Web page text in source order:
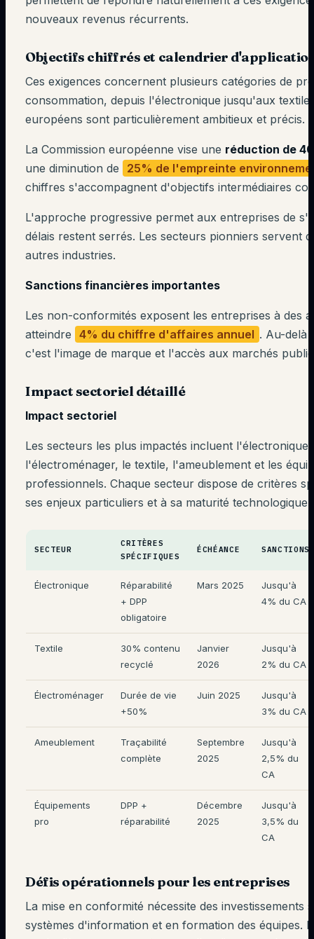
nouveaux revenus récurrents.
Objectifs chiffrés et calendrier
Ces exigences concernent plusieurs catégories de
consommation, depuis l'électronique jusqu'aux
européens sont particulièrement ambitieux et précis.
La Commission européenne vise une réduction de
une diminution de
25% de l'empreinte
chiffres s'accompagnent d'objectifs intermédiaires
L'approche progressive permet aux entreprises de
délais restent serrés. Les secteurs pionniers servent
autres industries.
Sanctions financières importantes
Les non-conformités exposent les entreprises à des
atteindre
4% du chiffre d'affaires annuel . Au-delà
c'est l'image de marque et l'accès aux marchés
Impact sectoriel détaillé
Impact sectoriel
Les secteurs les plus impactés incluent l'électronique
l'électroménager, le textile, l'ameublement et les
professionnels. Chaque secteur dispose de critères
ses enjeux particuliers et à sa maturité technologique.
SECTEUR
CRITÈRES
SPÉCIFIQUES
ÉCHÉANCE SANCTIONS
Électronique
Réparabilité
+ DPP
obligatoire
Mars 2025
Jusqu'à
4% du CA
Textile
30% contenu
recyclé
Janvier
2026
Jusqu'à
2% du CA
Électroménager
Durée de vie
+50%
Juin 2025
Jusqu'à
3% du CA
Ameublement
Traçabilité
complète
Septembre
2025
Jusqu'à
2,5% du
CA
Équipements
pro
DPP +
réparabilité
Décembre
2025
Jusqu'à
3,5% du
CA
Défis opérationnels pour les entreprises
La mise en conformité nécessite des investissements
systèmes d'information et en formation des équipes.